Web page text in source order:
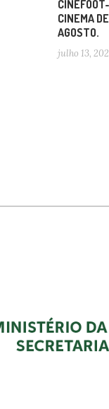
CINEMA
AGOSTO.
julho 13,